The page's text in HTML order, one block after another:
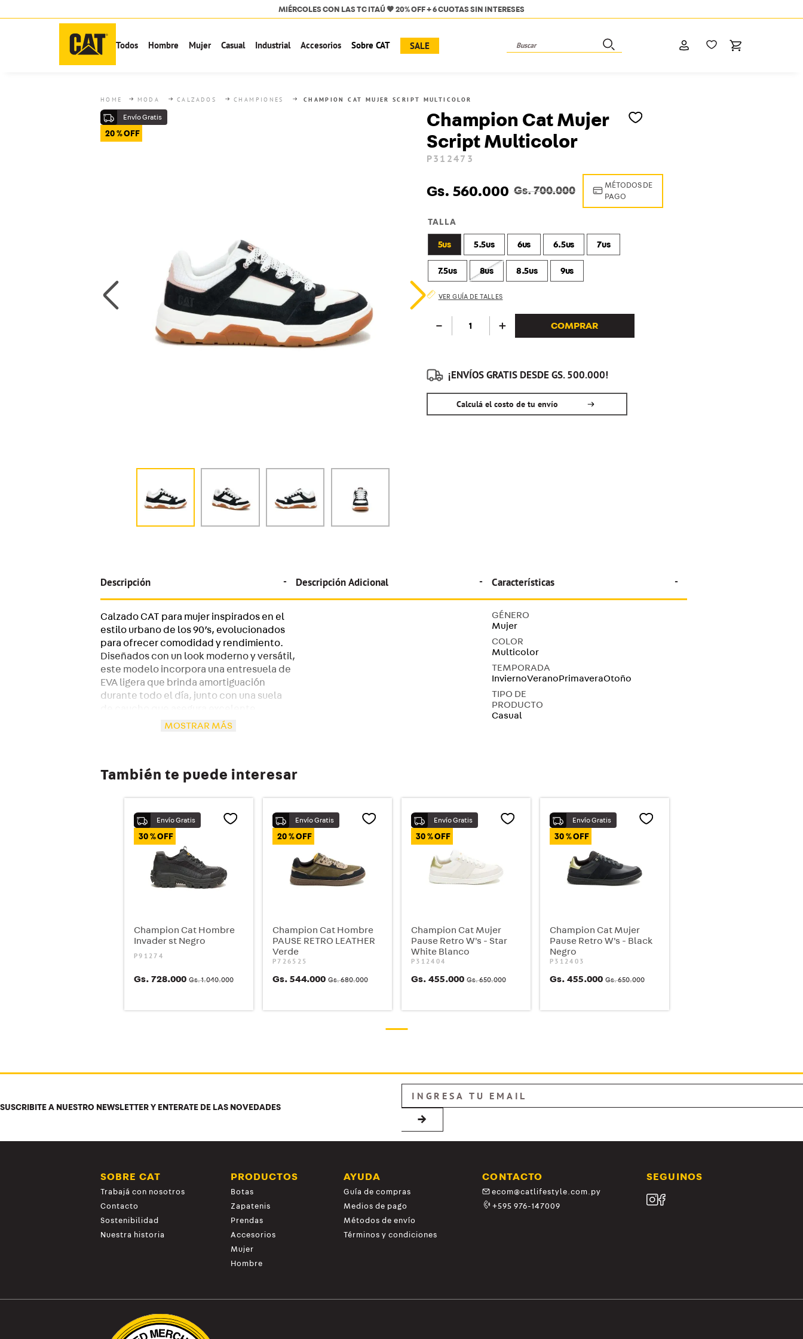
🚚 ¡ENVÍOS GRATIS desde Gs. 500.000🚚
Todos Hombre Mujer Casual Industrial Accesorios Sobre CAT SALE Buscar
MODA CALZADOS CHAMPIONES CHAMPION CAT MUJER SCRIPT MULTICOLOR
20 %
Champion Cat Mujer
Script Multicolor
P312473
Gs.700.000
Gs. 560.000
MÉTODOS DE
PAGO
TALLA
5us 5.5us 6us 6.5us 7us
7.5us 8us 8.5us 9us
VER GUÍA DE TALLES
＋
－ COMPRAR
¡ENVÍOS GRATIS DESDE GS. 500.000!
Calculá el costo de tu envío
Descripción
Calzado CAT para mujer inspirados en el
estilo urbano de los 90’s, evolucionados
para ofrecer comodidad y rendimiento.
Diseñados con un look moderno y versátil,
este modelo incorpora una entresuela de
EVA ligera que brinda amortiguación
durante todo el día, junto con una suela
tracción y contacto con el suelo. Su
MOSTRAR MÁS
Descripción Adicional Características
GÉNERO
Mujer
COLOR
Multicolor
TEMPORADA
InviernoVeranoPrimaveraOtoño
TIPO DE
PRODUCTO
Casual
También te puede interesar
30 %
Champion Cat Hombre
Invader st Negro
P91274
Gs.1.040.000
Gs. 728.000
20 %
Champion Cat Hombre
PAUSE RETRO LEATHER
Verde
P726525
Gs.680.000
Gs. 544.000
30 %
Champion Cat Mujer
Pause Retro W's - Star
White Blanco
P312404
Gs.650.000
Gs. 455.000
30 %
Champion Cat Mujer
Pause Retro W's - Black
Negro
P312403
Gs.650.000
Gs. 455.000
SUSCRIBITE A NUESTRO NEWSLETTER Y ENTERATE DE LAS NOVEDADES
→
SOBRE CAT
Trabajá con nosotros
Contacto
Sostenibilidad
Nuestra historia
PRODUCTOS
Botas
Zapatenis
Prendas
Accesorios
Mujer
Hombre
AYUDA
Guía de compras
Medios de pago
Métodos de envío
Términos y condiciones
CONTACTO
ecom@catlifestyle.com.py
+595 976-147009
SEGUINOS
2. mujer